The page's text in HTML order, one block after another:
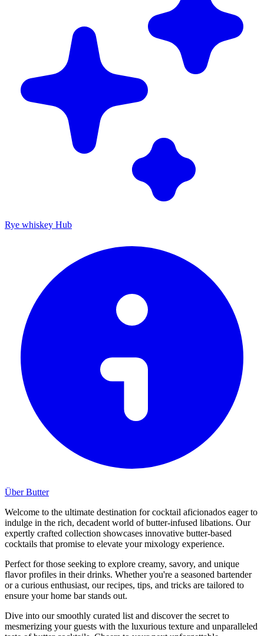
Rye whiskey Hub
Über Butter
Welcome to the ultimate destination for cocktail aficionados eager to
indulge in the rich, decadent world of butter-infused libations. Our
expertly crafted collection showcases innovative butter-based
cocktails that promise to elevate your mixology experience.
Perfect for those seeking to explore creamy, savory, and unique
flavor profiles in their drinks. Whether you're a seasoned bartender
or a curious enthusiast, our recipes, tips, and tricks are tailored to
ensure your home bar stands out.
Dive into our smoothly curated list and discover the secret to
mesmerizing your guests with the luxurious texture and unparalleled